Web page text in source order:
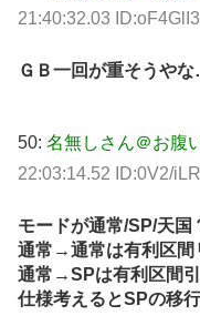
21:40:32.03
ＧＢ一回が重そうや
50: 名無しさん＠お腹
22:03:14.52 ID:0V2/
モードが通常/SP/天国
通常→通常は有利区間
通常→SPは有利区間
仕様考えるとSPの移